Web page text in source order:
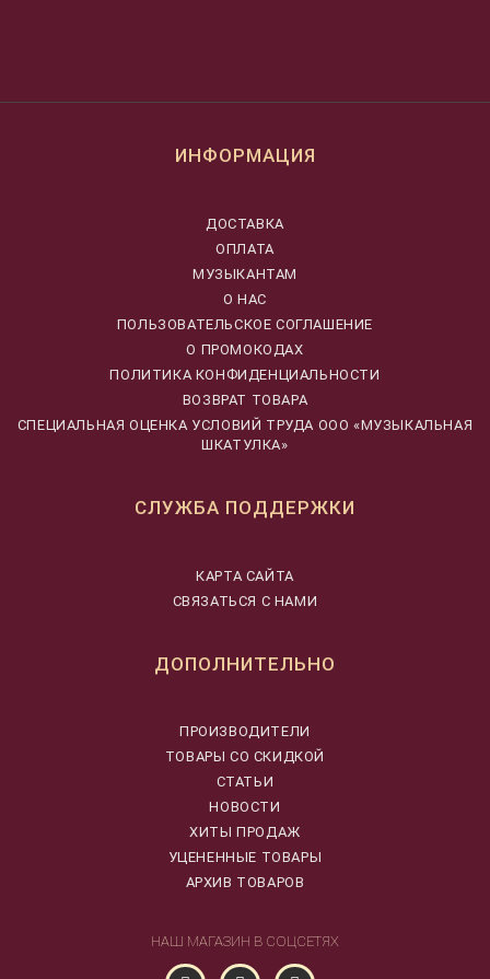
ИНФОРМАЦИЯ
ДОСТАВКА
ОПЛАТА
МУЗЫКАНТАМ
О НАС
ПОЛЬЗОВАТЕЛЬСКОЕ СОГЛАШЕНИЕ
О ПРОМОКОДАХ
ПОЛИТИКА КОНФИДЕНЦИАЛЬНОСТИ
ВОЗВРАТ ТОВАРА
CПЕЦИАЛЬНАЯ ОЦЕНКА УСЛОВИЙ ТРУДА ООО «МУЗЫКАЛЬНАЯ
ШКАТУЛКА»
СЛУЖБА ПОДДЕРЖКИ
КАРТА САЙТА
СВЯЗАТЬСЯ С НАМИ
ДОПОЛНИТЕЛЬНО
ПРОИЗВОДИТЕЛИ
ТОВАРЫ СО СКИДКОЙ
СТАТЬИ
НОВОСТИ
ХИТЫ ПРОДАЖ
УЦЕНЕННЫЕ ТОВАРЫ
АРХИВ ТОВАРОВ
НАШ МАГАЗИН В СОЦСЕТЯХ